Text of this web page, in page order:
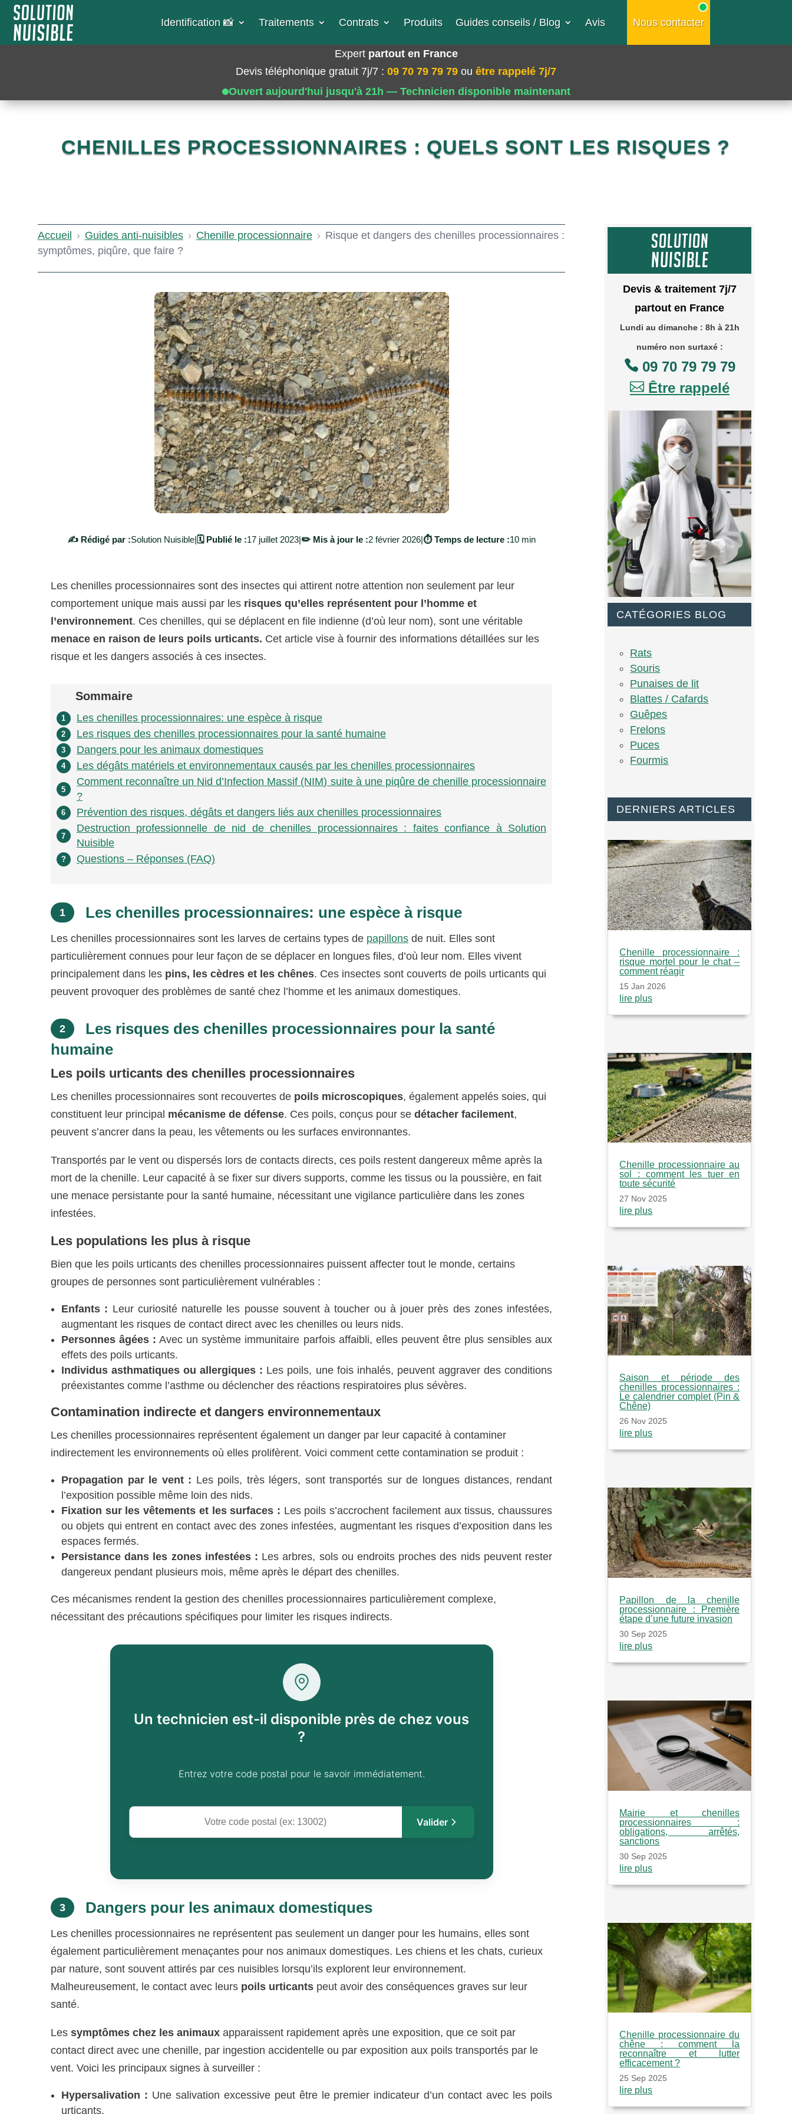
Identification 📸​ Traitements Contrats Produits Guides conseils / Blog Avis Nous contacter
Expert partout en France
Devis téléphonique gratuit 7j/7 : 09 70 79 79 79 ou être rappelé 7j/7
Ouvert aujourd'hui jusqu'à 21h — Technicien disponible maintenant
CHENILLES PROCESSIONNAIRES : QUELS SONT LES RISQUES ?
Accueil › Guides anti-nuisibles › Chenille processionnaire › Risque et dangers des chenilles processionnaires :
symptômes, piqûre, que faire ?
✍️ Rédigé par :Solution Nuisible|🗓️ Publié le :17 juillet 2023|✏️ Mis à jour le :2 février 2026|⏱️ Temps de lecture :10 min
Les chenilles processionnaires sont des insectes qui attirent notre attention non seulement par leur
comportement unique mais aussi par les risques qu’elles représentent pour l’homme et
l’environnement. Ces chenilles, qui se déplacent en file indienne (d’où leur nom), sont une véritable
menace en raison de leurs poils urticants. Cet article vise à fournir des informations détaillées sur les
risque et les dangers associés à ces insectes.
Sommaire
1 Les chenilles processionnaires: une espèce à risque
2 Les risques des chenilles processionnaires pour la santé humaine
3 Dangers pour les animaux domestiques
4 Les dégâts matériels et environnementaux causés par les chenilles processionnaires
5
Comment reconnaître un Nid d’Infection Massif (NIM) suite à une piqûre de chenille processionnaire
?
6 Prévention des risques, dégâts et dangers liés aux chenilles processionnaires
7
Destruction professionnelle de nid de chenilles processionnaires : faites confiance à Solution
Nuisible
? Questions – Réponses (FAQ)
1 Les chenilles processionnaires: une espèce à risque
Les chenilles processionnaires sont les larves de certains types de papillonsde nuit. Elles sont
particulièrement connues pour leur façon de se déplacer en longues files, d’où leur nom. Elles vivent
principalement dans les pins, les cèdres et les chênes. Ces insectes sont couverts de poils urticants qui
peuvent provoquer des problèmes de santé chez l’homme et les animaux domestiques.
2
Les risques des chenilles processionnaires pour la santé
humaine
Les poils urticants des chenilles processionnaires
Les chenilles processionnaires sont recouvertes de poils microscopiques, également appelés soies, qui
constituent leur principal mécanisme de défense. Ces poils, conçus pour se détacher facilement,
peuvent s’ancrer dans la peau, les vêtements ou les surfaces environnantes.
Transportés par le vent ou dispersés lors de contacts directs, ces poils restent dangereux même après la
mort de la chenille. Leur capacité à se fixer sur divers supports, comme les tissus ou la poussière, en fait
une menace persistante pour la santé humaine, nécessitant une vigilance particulière dans les zones
infestées.
Les populations les plus à risque
Bien que les poils urticants des chenilles processionnaires puissent affecter tout le monde, certains
groupes de personnes sont particulièrement vulnérables :
Enfants : Leur curiosité naturelle les pousse souvent à toucher ou à jouer près des zones infestées,
augmentant les risques de contact direct avec les chenilles ou leurs nids.
Personnes âgées : Avec un système immunitaire parfois affaibli, elles peuvent être plus sensibles aux
effets des poils urticants.
Individus asthmatiques ou allergiques : Les poils, une fois inhalés, peuvent aggraver des conditions
préexistantes comme l’asthme ou déclencher des réactions respiratoires plus sévères.
Contamination indirecte et dangers environnementaux
Les chenilles processionnaires représentent également un danger par leur capacité à contaminer
indirectement les environnements où elles prolifèrent. Voici comment cette contamination se produit :
Propagation par le vent : Les poils, très légers, sont transportés sur de longues distances, rendant
l’exposition possible même loin des nids.
Fixation sur les vêtements et les surfaces : Les poils s’accrochent facilement aux tissus, chaussures
ou objets qui entrent en contact avec des zones infestées, augmentant les risques d’exposition dans les
espaces fermés.
Persistance dans les zones infestées : Les arbres, sols ou endroits proches des nids peuvent rester
dangereux pendant plusieurs mois, même après le départ des chenilles.
Ces mécanismes rendent la gestion des chenilles processionnaires particulièrement complexe,
nécessitant des précautions spécifiques pour limiter les risques indirects.
Un technicien est-il disponible près de chez vous
?
Entrez votre code postal pour le savoir immédiatement.
Valider
3 Dangers pour les animaux domestiques
Les chenilles processionnaires ne représentent pas seulement un danger pour les humains, elles sont
également particulièrement menaçantes pour nos animaux domestiques. Les chiens et les chats, curieux
par nature, sont souvent attirés par ces nuisibles lorsqu’ils explorent leur environnement.
Malheureusement, le contact avec leurs poils urticantspeut avoir des conséquences graves sur leur
santé.
Les symptômes chez les animauxapparaissent rapidement après une exposition, que ce soit par
contact direct avec une chenille, par ingestion accidentelle ou par exposition aux poils transportés par le
vent. Voici les principaux signes à surveiller :
Hypersalivation : Une salivation excessive peut être le premier indicateur d’un contact avec les poils
urticants.
Devis & traitement 7j/7
partout en France
Lundi au dimanche : 8h à 21h
numéro non surtaxé :
09 70 79 79 79
 Être rappelé
CATÉGORIES BLOG
Rats
Souris
Punaises de lit
Blattes / Cafards
Guêpes
Frelons
Puces
Fourmis
DERNIERS ARTICLES
Chenille processionnaire :
risque mortel pour le chat –
comment réagir
15 Jan 2026
lire plus
Chenille processionnaire au
sol : comment les tuer en
toute sécurité
27 Nov 2025
lire plus
Saison et période des
chenilles processionnaires :
Le calendrier complet (Pin &
Chêne)
26 Nov 2025
lire plus
Papillon de la chenille
processionnaire : Première
étape d’une future invasion
30 Sep 2025
lire plus
Mairie et chenilles
processionnaires :
obligations, arrêtés,
sanctions
30 Sep 2025
lire plus
Chenille processionnaire du
chêne : comment la
reconnaître et lutter
efficacement ?
25 Sep 2025
lire plus